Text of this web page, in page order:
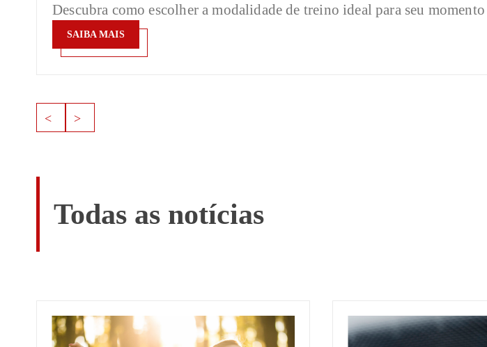
Descubra como escolher a modalidade de treino ideal para seu
SAIBA MAIS
Todas as notícias